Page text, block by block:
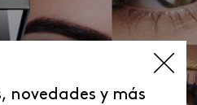
novedades y más